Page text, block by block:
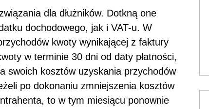
dla dłużników. Dotkną one
dochodowego, jak i VAT-u. W
kwoty wynikającej z faktury
w terminie 30 dni od daty płatności,
swoich kosztów uzyskania przychodów
po dokonaniu zmniejszenia kosztów
to w tym miesiącu ponownie